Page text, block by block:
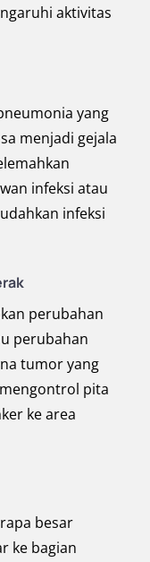
aktivitas
yang
menjadi gejala
infeksi atau
infeksi
perubahan
perubahan
tumor yang
pita
ke area
besar
ke bagian